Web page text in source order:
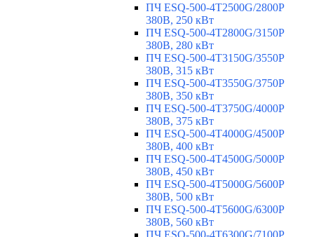
ПЧ ESQ-500-4T2500G/2800P
380В, 250 кВт
ПЧ ESQ-500-4T2800G/3150P
380В, 280 кВт
ПЧ ESQ-500-4T3150G/3550P
380В, 315 кВт
ПЧ ESQ-500-4T3550G/3750P
380В, 350 кВт
ПЧ ESQ-500-4T3750G/4000P
380В, 375 кВт
ПЧ ESQ-500-4T4000G/4500P
380В, 400 кВт
ПЧ ESQ-500-4T4500G/5000P
380В, 450 кВт
ПЧ ESQ-500-4T5000G/5600P
380В, 500 кВт
ПЧ ESQ-500-4T5600G/6300P
380В, 560 кВт